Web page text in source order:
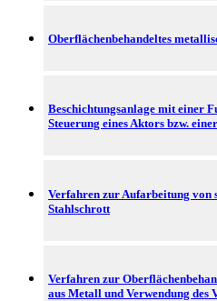
Oberflächenbehandeltes
Beschichtungsanlage mit einer
Steuerung eines Aktors bzw.
Verfahren zur Aufarbeitung von
Stahlschrott
Verfahren zur
aus Metall und Verwendung des